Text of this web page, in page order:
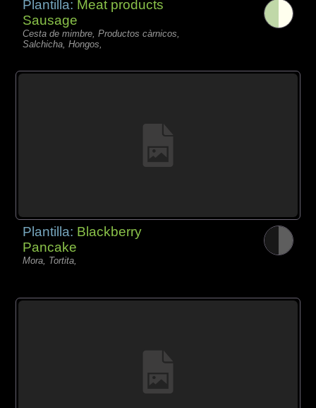
Plantilla: Meat products
Sausage
Cesta de mimbre, Productos càrnicos,
Salchicha, Hongos,
Plantilla: Blackberry
Pancake
Mora, Tortita,